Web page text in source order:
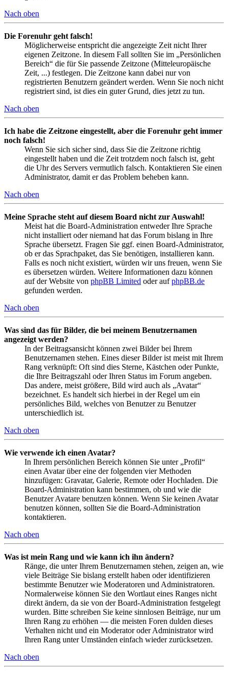
Nach oben
Die Forenuhr geht falsch!
Möglicherweise entspricht die angezeigte Zeit nicht Ihrer
eigenen Zeitzone. In diesem Fall sollten Sie im „Persönlichen
Bereich“ die für Sie passende Zeitzone (Mitteleuropäische
Zeit, ...) festlegen. Die Zeitzone kann dabei nur von
registrierten Benutzern geändert werden. Wenn Sie noch nicht
registriert sind, ist dies ein guter Grund, dies jetzt zu tun.
Nach oben
Ich habe die Zeitzone eingestellt, aber die Forenuhr geht immer
noch falsch!
Wenn Sie sich sicher sind, dass Sie die Zeitzone richtig
eingestellt haben und die Zeit trotzdem noch falsch ist, geht
die Uhr des Servers vermutlich falsch. Kontaktieren Sie einen
Administrator, damit er das Problem beheben kann.
Nach oben
Meine Sprache steht auf diesem Board nicht zur Auswahl!
Meist hat die Board-Administration entweder Ihre Sprache
nicht installiert oder niemand hat das Forum bislang in Ihre
Sprache übersetzt. Fragen Sie ggf. einen Board-Administrator,
ob er das Sprachpaket, das Sie benötigen, installieren kann.
Falls es noch nicht existiert, würden wir uns freuen, wenn Sie
es übersetzen würden. Weitere Informationen dazu können
auf der Website von phpBB Limited oder aufphpBB.de
gefunden werden.
Nach oben
Was sind das für Bilder, die bei meinem Benutzernamen
angezeigt werden?
In der Beitragsansicht können zwei Bilder bei Ihrem
Benutzernamen stehen. Eines dieser Bilder ist meist mit Ihrem
Rang verknüpft: Oft sind dies Sterne, Kästchen oder Punkte,
die Ihre Beitragszahl oder Ihren Status im Forum angeben.
Das andere, meist größere, Bild wird auch als „Avatar“
bezeichnet. Es handelt sich hierbei in der Regel um ein
persönliches Bild, welches von Benutzer zu Benutzer
unterschiedlich ist.
Nach oben
Wie verwende ich einen Avatar?
In Ihrem persönlichen Bereich können Sie unter „Profil“
einen Avatar über eine der folgenden vier Methoden
hinzufügen: Gravatar, Galerie, Remote oder Hochladen. Die
Board-Administration kann bestimmen, ob und wie die
Benutzer Avatare benutzen können. Wenn Sie keinen Avatar
benutzen können, sollten Sie die Board-Administration
kontaktieren.
Nach oben
Was ist mein Rang und wie kann ich ihn ändern?
Ränge, die unter Ihrem Benutzernamen stehen, zeigen an, wie
viele Beiträge Sie bislang erstellt haben oder identifizieren
bestimmte Benutzer wie Moderatoren und Administratoren.
Normalerweise können Sie den Wortlaut eines Ranges nicht
direkt ändern, da sie von der Board-Administration festgelegt
wurden. Bitte schreiben Sie keine sinnlosen Beiträge, nur um
Ihren Rang zu erhöhen — die meisten Foren dulden dieses
Verhalten nicht und ein Moderator oder Administrator wird
Ihren Rang unter Umständen einfach wieder zurücksetzen.
Nach oben